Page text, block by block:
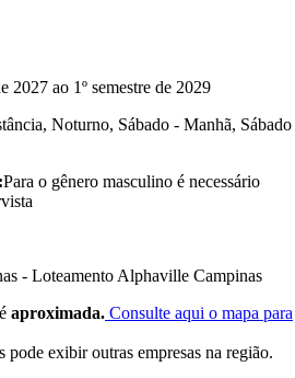
2027 ao 1º semestre de 2029
Noturno, Sábado - Manhã, Sábado
Para o gênero masculino é necessário
- Loteamento Alphaville Campinas
aproximada. Consulte aqui o mapa para
pode exibir outras empresas na região.